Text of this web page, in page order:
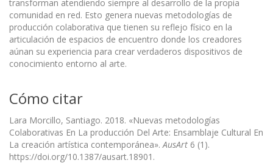
transforman atendiendo siempre al desarrollo de la propia
comunidad en red. Esto genera nuevas metodologías de
producción colaborativa que tienen su reflejo físico en la
articulación de espacios de encuentro donde los creadores
aúnan su experiencia para crear verdaderos dispositivos de
conocimiento entorno al arte.
Cómo citar
Lara Morcillo, Santiago. 2018. «Nuevas metodologías
Colaborativas En La producción Del Arte: Ensamblaje Cultural En
La creación artística contemporánea». AusArt 6 (1).
https://doi.org/10.1387/ausart.18901.